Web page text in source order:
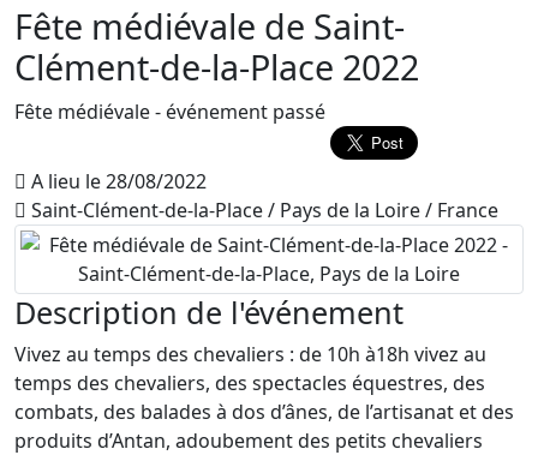
Fête médiévale de Saint-
Clément-de-la-Place 2022
Fête médiévale- événement passé
A lieu le 28/08/2022
Saint-Clément-de-la-Place / Pays de la Loire / France
Description de l'événement
Vivez au temps des chevaliers : de 10h à18h vivez au
temps des chevaliers, des spectacles équestres, des
combats, des balades à dos d’ânes, de l’artisanat et des
produits d’Antan, adoubement des petits chevaliers